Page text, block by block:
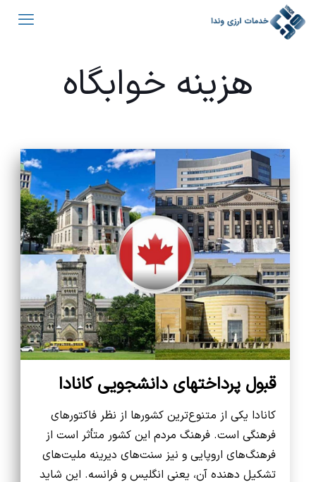
هزینه خوابگاه
قبول پرداختهای دانشجویی کانادا
کانادا یکی از متنوع‌ترین کشورها از نظر فاکتورهای
فرهنگی است. فرهنگ مردم این کشور متأثر است از
فرهنگ‌های اروپایی و نیز سنت‌های دیرینه ملیت‌های
تشکیل دهنده آن، یعنی انگلیس و فرانسه. این شاید